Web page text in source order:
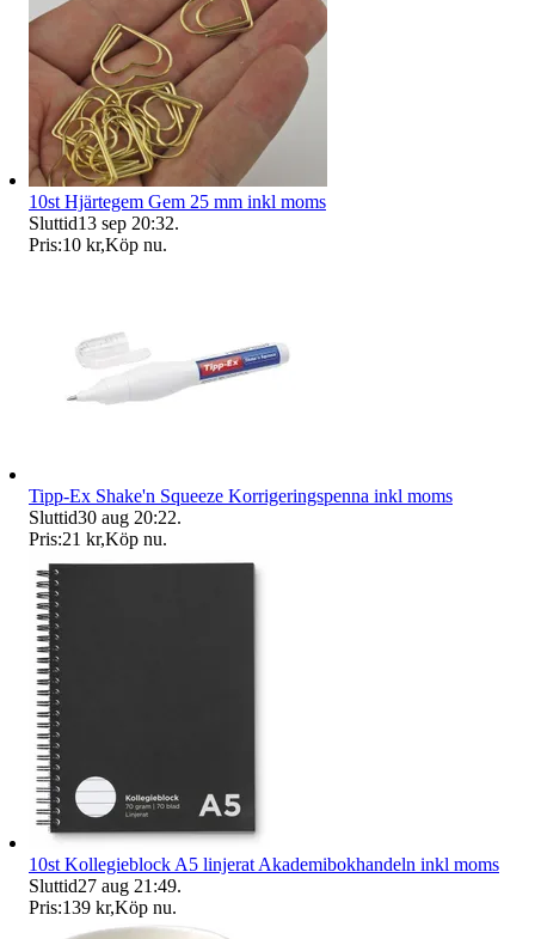
10st Hjärtegem Gem 25 mm inkl moms
Sluttid13 sep 20:32.
Pris:10 kr,Köp nu.
Tipp-Ex Shake'n Squeeze Korrigeringspenna inkl moms
Sluttid30 aug 20:22.
Pris:21 kr,Köp nu.
10st Kollegieblock A5 linjerat Akademibokhandeln inkl moms
Sluttid27 aug 21:49.
Pris:139 kr,Köp nu.